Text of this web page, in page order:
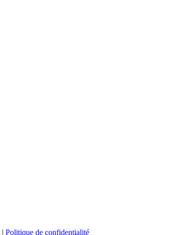
| Politique de confidentialité